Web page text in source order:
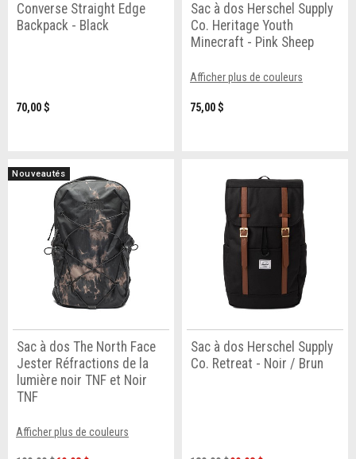
Converse Straight Edge
Backpack - Black
70,00 $
Sac à dos Herschel Supply
Co. Heritage Youth
Minecraft - Pink Sheep
Afficher plus de couleurs
75,00 $
Nouveautés
Sac à dos The North Face
Jester Réfractions de la
lumière noir TNF et Noir
TNF
Afficher plus de couleurs
Sac à dos Herschel Supply
Co. Retreat - Noir / Brun